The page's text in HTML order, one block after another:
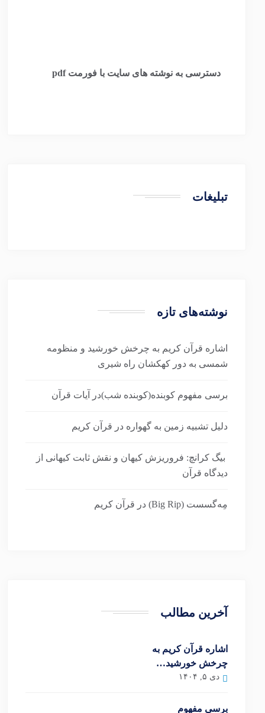
دسترسی به نوشته های سایت با فورمت pdf
تبلیغات
نوشته‌های تازه
اشاره قرآن کریم به چرخش خورشید و منظومه
شمسی به دور کهکشان راه شیری
برسی مفهوم کوبنده(کوبنده شب)در آیات قرآن
دلیل تشبیه زمین به گهواره در قرآن کریم
بیگ کرانچ: فروریزش کیهان و نقش ثابت کیهانی از
دیدگاه قرآن
مِه‌گسست (Big Rip) در قرآن کریم
آخرین مطالب
اشاره قرآن کریم به
چرخش خورشید…
دی ۵, ۱۴۰۴
برسی مفهوم